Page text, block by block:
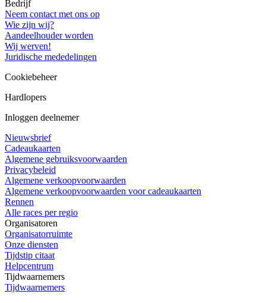
Bedrijf
Neem contact met ons op
Wie zijn wij?
Aandeelhouder worden
Wij werven!
Juridische mededelingen
Cookiebeheer
Hardlopers
Inloggen deelnemer
Nieuwsbrief
Cadeaukaarten
Algemene gebruiksvoorwaarden
Privacybeleid
Algemene verkoopvoorwaarden
Algemene verkoopvoorwaarden voor cadeaukaarten
Rennen
Alle races per regio
Organisatoren
Organisatorruimte
Onze diensten
Tijdstip citaat
Helpcentrum
Tijdwaarnemers
Tijdwaarnemers